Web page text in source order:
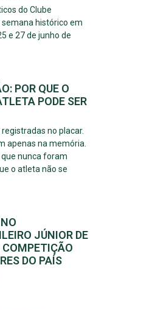
do Clube
histórico em
e 27 de junho de
POR QUE O
PODE SER
no placar.
apenas na memória.
nunca foram
o atleta não se
JÚNIOR DE
COMPETIÇÃO
DO PAÍS